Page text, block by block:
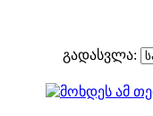
გადასვლა: